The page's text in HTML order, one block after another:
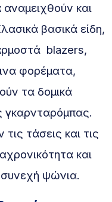
και
βασικά είδη,
blazers,
φορέματα,
τα δομικά
γκαρνταρόμπας.
τάσεις και τις
και
ψώνια.